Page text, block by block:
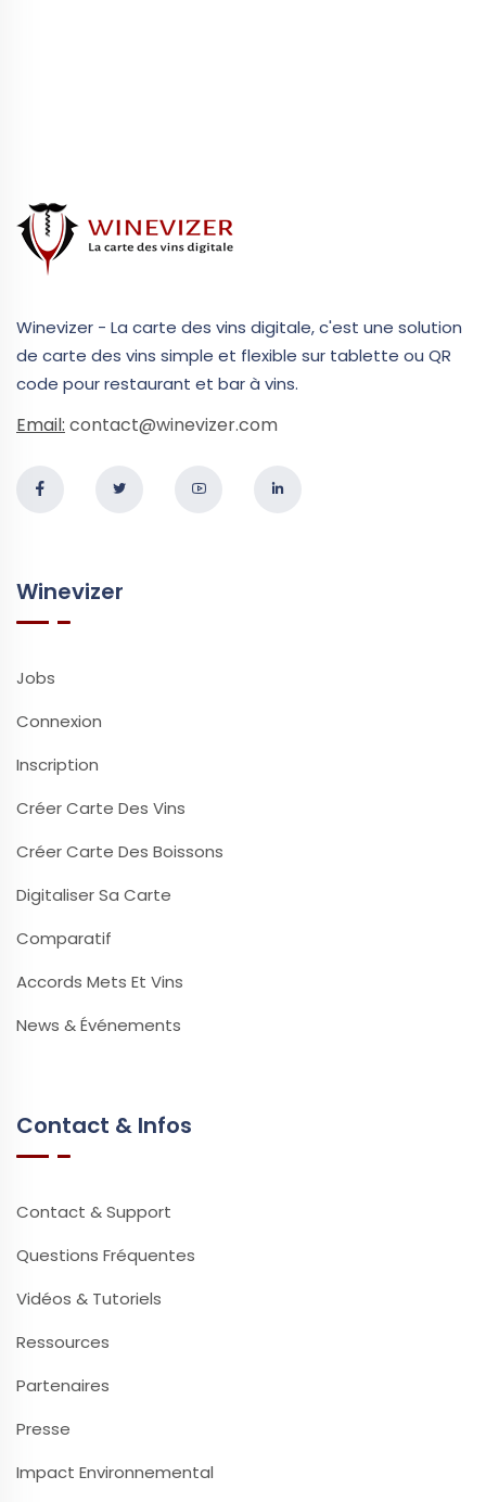
Winevizer - La carte des vins digitale, c'est une solution
de carte des vins simple et flexible sur tablette ou QR
code pour restaurant et bar à vins.
Email: contact@winevizer.com
Winevizer
Jobs
Connexion
Inscription
Créer Carte Des Vins
Créer Carte Des Boissons
Digitaliser Sa Carte
Comparatif
Accords Mets Et Vins
News & Événements
Contact & Infos
Contact & Support
Questions Fréquentes
Vidéos & Tutoriels
Ressources
Partenaires
Presse
Impact Environnemental